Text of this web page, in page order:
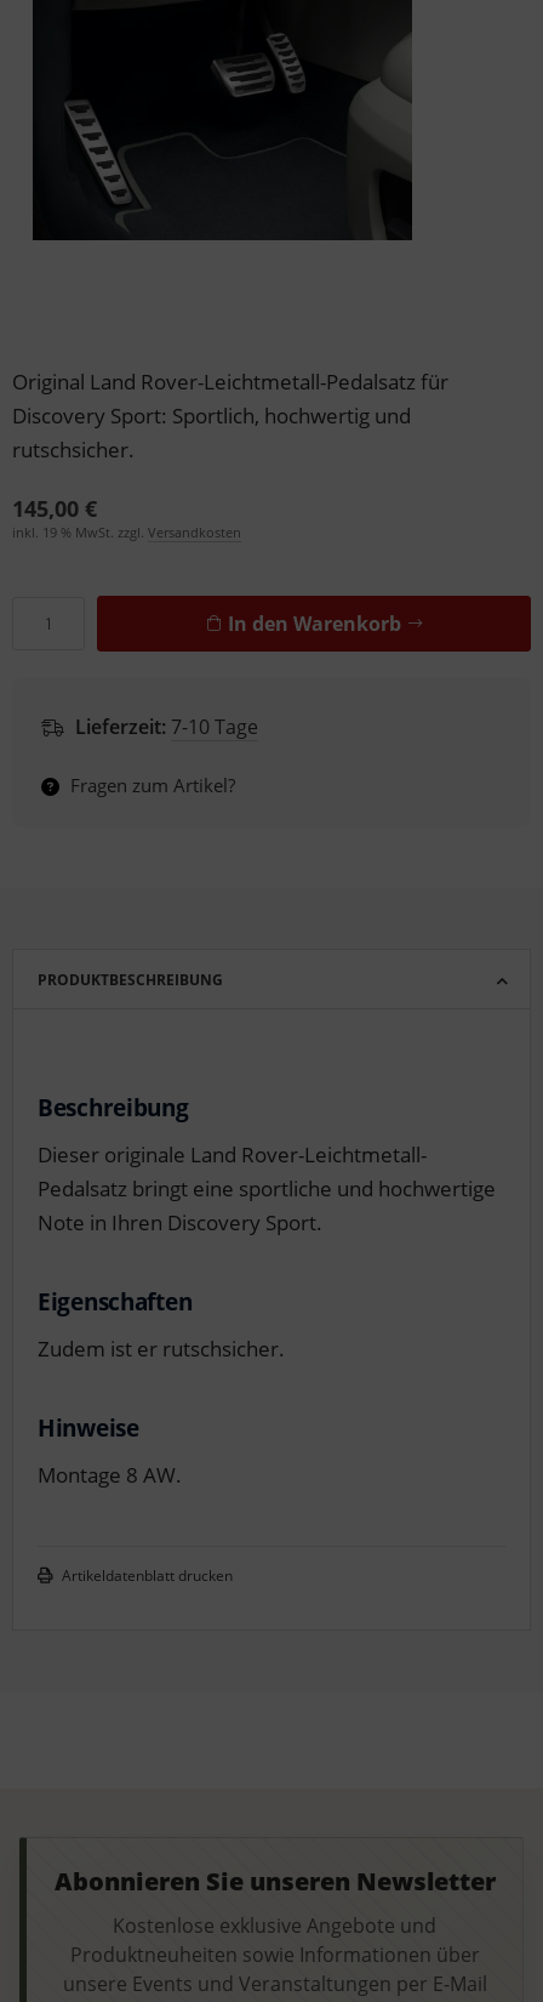
Original Land Rover-Leichtmetall-Pedalsatz für
Discovery Sport: Sportlich, hochwertig und
rutschsicher.
145,00 €
inkl. 19 % MwSt. zzgl. Versandkosten
In den Warenkorb
Lieferzeit: 7-10 Tage
Fragen zum Artikel?
PRODUKTBESCHREIBUNG
Beschreibung
Dieser originale Land Rover-Leichtmetall-
Pedalsatz bringt eine sportliche und hochwertige
Note in Ihren Discovery Sport.
Eigenschaften
Zudem ist er rutschsicher.
Hinweise
Montage 8 AW.
Artikeldatenblatt drucken
Abonnieren Sie unseren Newsletter
Kostenlose exklusive Angebote und
Produktneuheiten sowie Informationen über
unsere Events und Veranstaltungen per E-Mail